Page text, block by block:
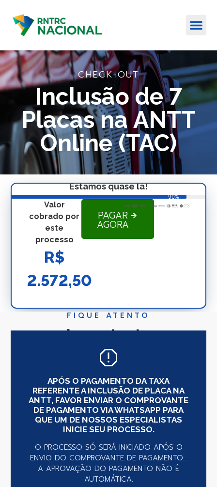
CHECK-OUT
Inclusão de 7
Placas na ANTT
Online (TAC)
Estamos quase lá!
90%
Valor
cobrado por
este
processo
R$
2.572,50
PAGAR
AGORA
FIQUE ATENTO
Importante
APÓS O PAGAMENTO DA TAXA
REFERENTE A INCLUSÃO DE PLACA NA
ANTT, FAVOR ENVIAR O COMPROVANTE
DE PAGAMENTO VIA WHATSAPP PARA
QUE UM DE NOSSOS ESPECIALISTAS
INICIE SEU PROCESSO.
O PROCESSO SÓ SERÁ INICIADO APÓS O
ENVIO DO COMPROVANTE DE PAGAMENTO...
A APROVAÇÃO DO PAGAMENTO NÃO É
AUTOMÁTICA.